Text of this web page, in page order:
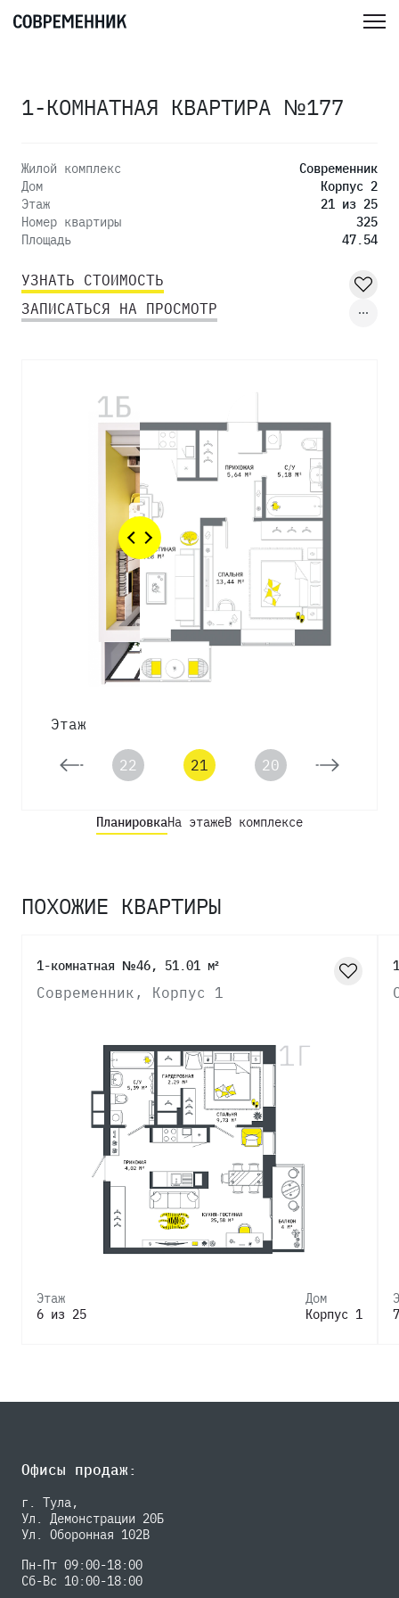
1-КОМНАТНАЯ КВАРТИРА №177
Жилой комплекс
Современник
Дом
Корпус 2
Этаж
21 из 25
Номер квартиры
325
Площадь
47.54
УЗНАТЬ СТОИМОСТЬ
ЗАПИСАТЬСЯ НА ПРОСМОТР
Этаж
23 22 21 20 19
ПланировкаНа этажеВ комплексе
ПОХОЖИЕ КВАРТИРЫ
1-комнатная №46, 51.01 м²
Современник, Корпус 1
Этаж
6 из 25
Дом
Корпус 1
Офисы продаж:
г. Тула,
Ул. Демонстрации 20Б
Ул. Оборонная 102В
Пн-Пт 09:00-18:00
Сб-Вс 10:00-18:00